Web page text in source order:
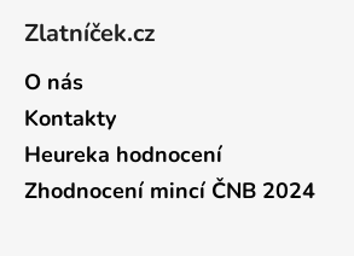
Zlatníček.cz
O nás
Kontakty
Heureka hodnocení
Zhodnocení mincí ČNB 2024